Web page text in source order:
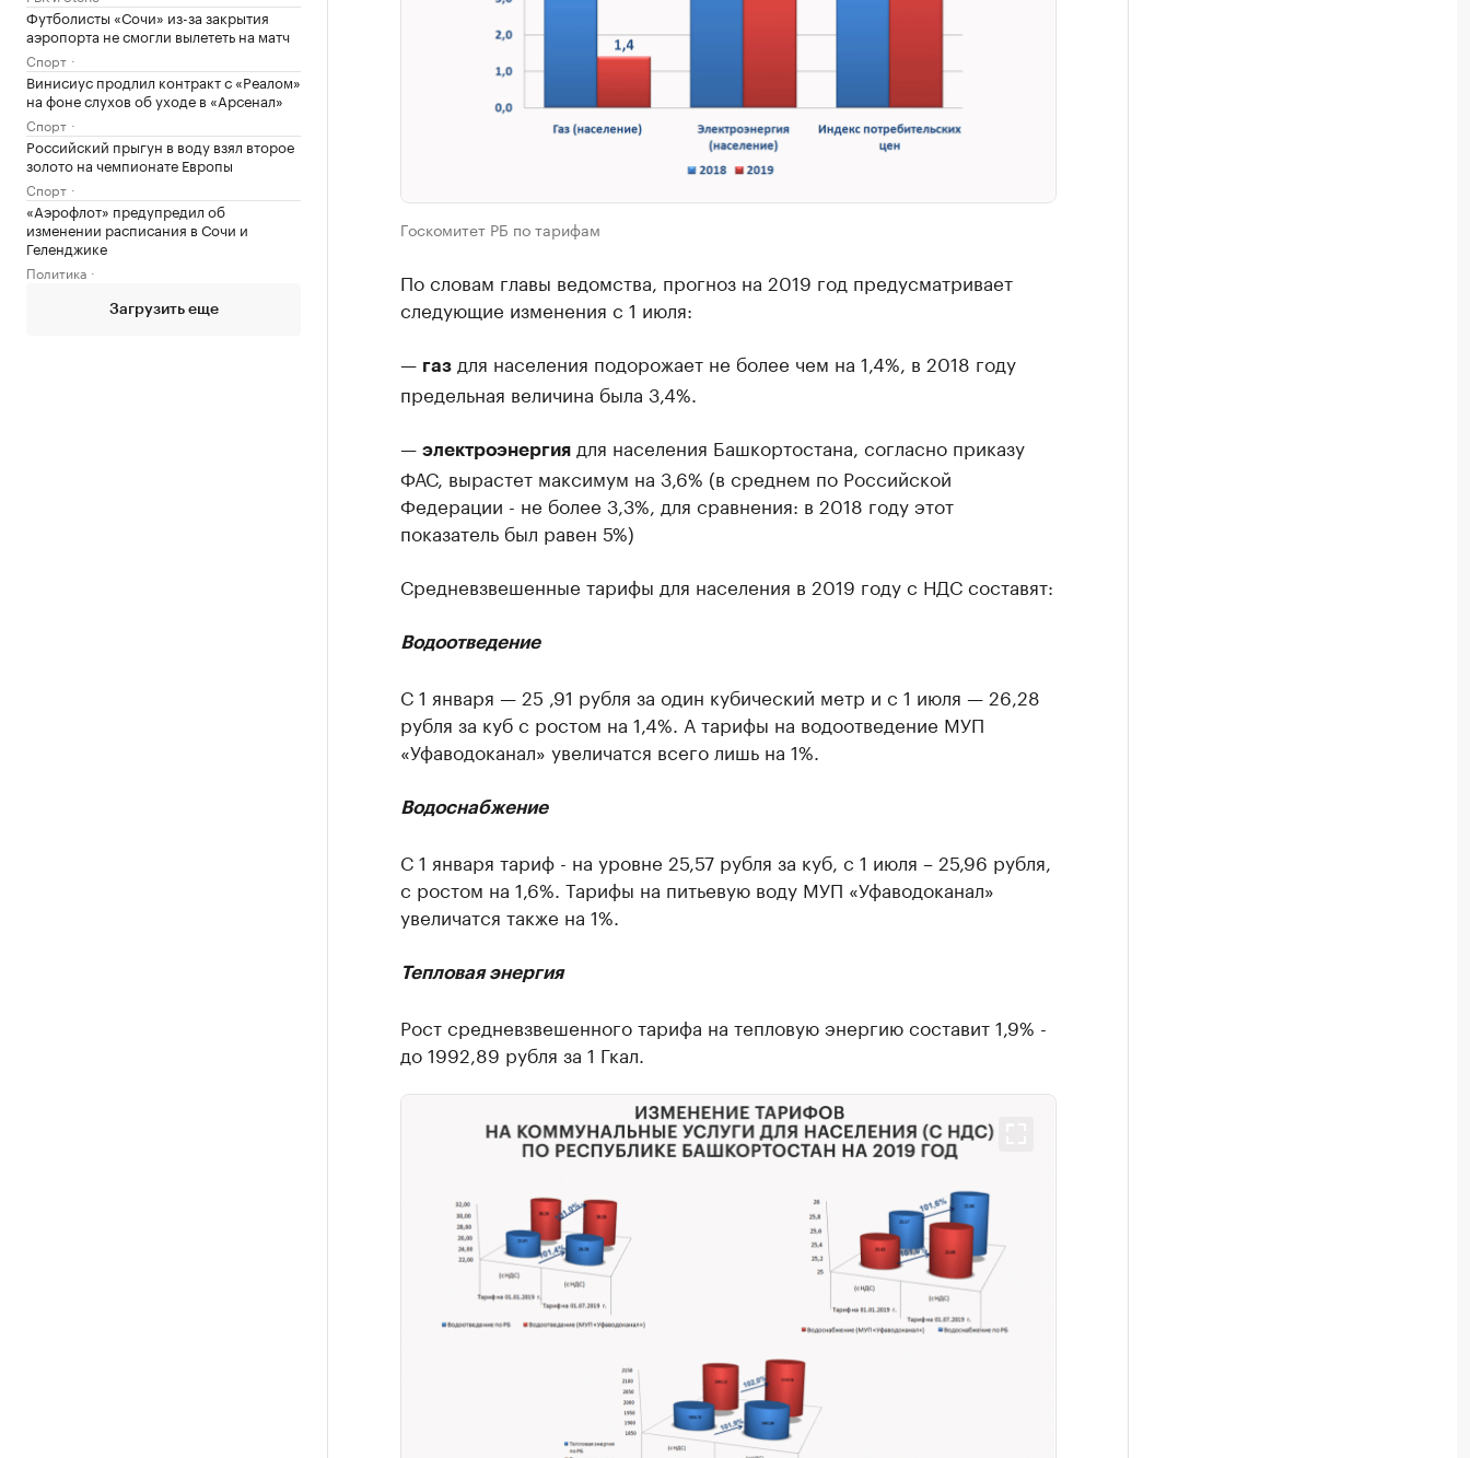
Футболисты «Сочи» из-за закрытия
аэропорта не смогли вылететь на матч
Спорт
Винисиус продлил контракт с «Реалом»
на фоне слухов об уходе в «Арсенал»
Спорт
Российский прыгун в воду взял второе
золото на чемпионате Европы
Спорт
«Аэрофлот» предупредил об
изменении расписания в Сочи и
Геленджике
Политика
Загрузить еще
Госкомитет РБ по тарифам
По словам главы ведомства, прогноз на 2019 год предусматривает
следующие изменения с 1 июля:
— газдля населения подорожает не более чем на 1,4%, в 2018 году
предельная величина была 3,4%.
— электроэнергиядля населения Башкортостана, согласно приказу
ФАС, вырастет максимум на 3,6% (в среднем по Российской
Федерации - не более 3,3%, для сравнения: в 2018 году этот
показатель был равен 5%)
Средневзвешенные тарифы для населения в 2019 году с НДС составят:
Водоотведение
С 1 января — 25 ,91 рубля за один кубический метр и с 1 июля — 26,28
рубля за куб с ростом на 1,4%. А тарифы на водоотведение МУП
«Уфаводоканал» увеличатся всего лишь на 1%.
Водоснабжение
С 1 января тариф - на уровне 25,57 рубля за куб, с 1 июля – 25,96 рубля,
с ростом на 1,6%. Тарифы на питьевую воду МУП «Уфаводоканал»
увеличатся также на 1%.
Тепловая энергия
Рост средневзвешенного тарифа на тепловую энергию составит 1,9% -
до 1992,89 рубля за 1 Гкал.